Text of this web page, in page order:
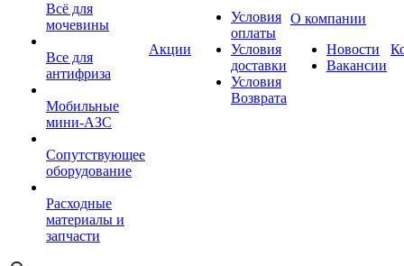
Всё для
мочевины
Все для
антифриза
Мобильные
мини-АЗС
Сопутствующее
оборудование
Расходные
материалы и
запчасти
Акции
Условия
оплаты
Условия
доставки
Условия
Возврата
О компании
Новости
Вакансии